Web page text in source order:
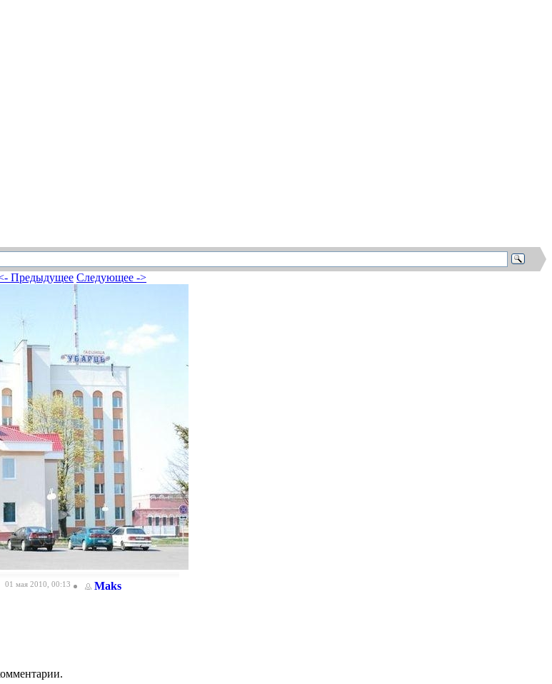
Предыдущее Следующее ->
01 мая 2010, 00:13 Maks